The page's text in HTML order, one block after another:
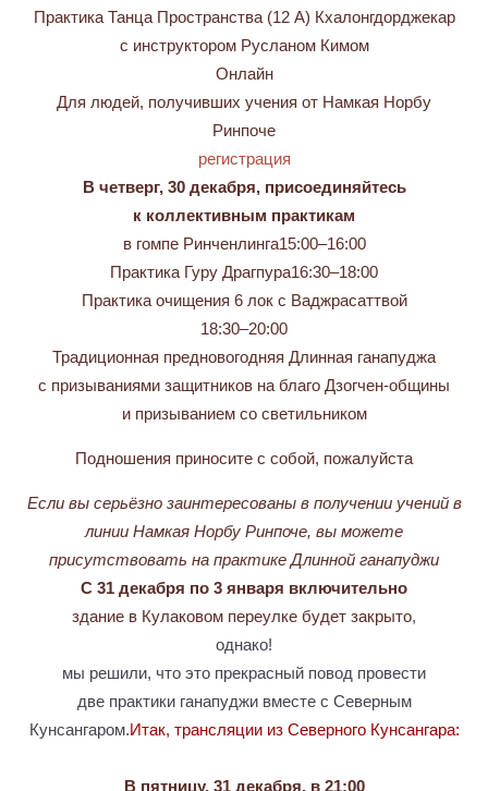
Практика Танца Пространства (12 А) Кхалонгдорджекар
с инструктором Русланом Кимом
Онлайн
Для людей, получивших учения от Намкая Норбу
Ринпоче
регистрация
В четверг, 30 декабря, присоединяйтесь
к коллективным практикам
в гомпе Ринченлинга15:00–16:00
Практика Гуру Драгпура16:30–18:00
Практика очищения 6 лок с Ваджрасаттвой
18:30–20:00
Традиционная предновогодняя Длинная ганапуджа
с призываниями защитников на благо Дзогчен-общины
и призыванием со светильником
Подношения приносите с собой, пожалуйста
Если вы серьёзно заинтересованы в получении учений в
линии Намкая Норбу Ринпоче, вы можете
присутствовать на практике Длинной ганапуджи
С 31 декабря по 3 января включительно
здание в Кулаковом переулке будет закрыто,
однако!
мы решили, что это прекрасный повод провести
две практики ганапуджи вместе с Северным
Кунсангаром.Итак, трансляции из Северного Кунсангара:
В пятницу, 31 декабря, в 21:00